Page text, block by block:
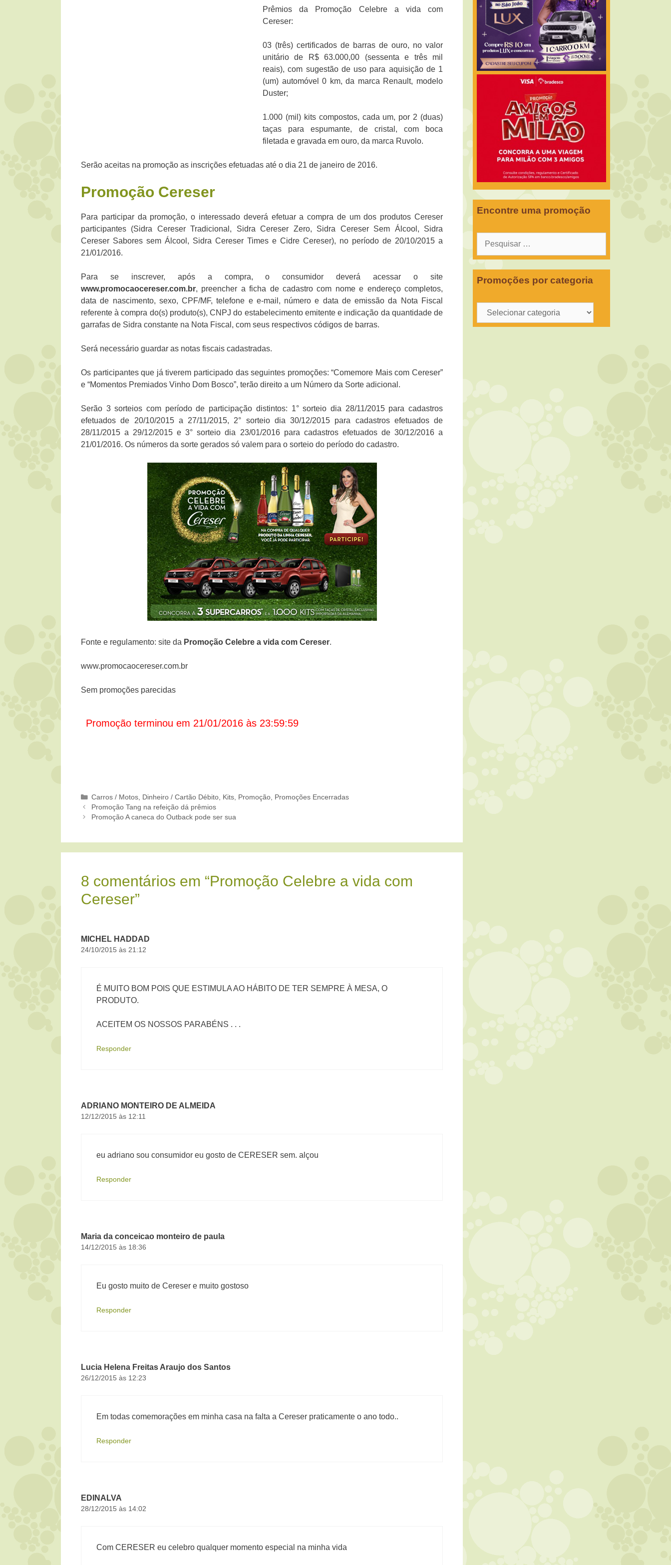
Prêmios da Promoção Celebre a vida com
Cereser:
03 (três) certificados de barras de ouro, no valor
unitário de R$ 63.000,00 (sessenta e três mil
reais), com sugestão de uso para aquisição de 1
(um) automóvel 0 km, da marca Renault, modelo
Duster;
1.000 (mil) kits compostos, cada um, por 2 (duas)
taças para espumante, de cristal, com boca
filetada e gravada em ouro, da marca Ruvolo.
Serão aceitas na promoção as inscrições efetuadas até o dia 21 de janeiro de 2016.
Promoção Cereser
Para participar da promoção, o interessado deverá efetuar a compra de um dos produtos Cereser
participantes (Sidra Cereser Tradicional, Sidra Cereser Zero, Sidra Cereser Sem Álcool, Sidra
Cereser Sabores sem Álcool, Sidra Cereser Times e Cidre Cereser), no período de 20/10/2015 a
21/01/2016.
Para se inscrever, após a compra, o consumidor deverá acessar o site
www.promocaocereser.com.br, preencher a ficha de cadastro com nome e endereço completos,
data de nascimento, sexo, CPF/MF, telefone e e-mail, número e data de emissão da Nota Fiscal
referente à compra do(s) produto(s), CNPJ do estabelecimento emitente e indicação da quantidade de
garrafas de Sidra constante na Nota Fiscal, com seus respectivos códigos de barras.
Será necessário guardar as notas fiscais cadastradas.
Os participantes que já tiverem participado das seguintes promoções: “Comemore Mais com Cereser”
e “Momentos Premiados Vinho Dom Bosco”, terão direito a um Número da Sorte adicional.
Serão 3 sorteios com período de participação distintos: 1° sorteio dia 28/11/2015 para cadastros
efetuados de 20/10/2015 a 27/11/2015, 2° sorteio dia 30/12/2015 para cadastros efetuados de
28/11/2015 a 29/12/2015 e 3° sorteio dia 23/01/2016 para cadastros efetuados de 30/12/2016 a
21/01/2016. Os números da sorte gerados só valem para o sorteio do período do cadastro.
Fonte e regulamento: site da Promoção Celebre a vida com Cereser.
www.promocaocereser.com.br
Sem promoções parecidas
Promoção terminou em 21/01/2016 às 23:59:59
Categorias
Carros / Motos Dinheiro / Cartão Débito Kits Promoção Promoções Encerradas
Promoção Tang na refeição dá prêmios
Promoção A caneca do Outback pode ser sua
8 comentários em “Promoção Celebre a vida com
Cereser”
MICHEL HADDAD
24/10/2015 às 21:12
É MUITO BOM POIS QUE ESTIMULA AO HÁBITO DE TER SEMPRE À MESA, O
PRODUTO.
ACEITEM OS NOSSOS PARABÉNS . . .
Responder
ADRIANO MONTEIRO DE ALMEIDA
12/12/2015 às 12:11
eu adriano sou consumidor eu gosto de CERESER sem. alçou
Responder
Maria da conceicao monteiro de paula
14/12/2015 às 18:36
Eu gosto muito de Cereser e muito gostoso
Responder
Lucia Helena Freitas Araujo dos Santos
26/12/2015 às 12:23
Em todas comemorações em minha casa na falta a Cereser praticamente o ano todo..
Responder
EDINALVA
28/12/2015 às 14:02
Com CERESER eu celebro qualquer momento especial na minha vida
Encontre uma promoção
Pesquisar
Promoções por categoria
Promoções
por